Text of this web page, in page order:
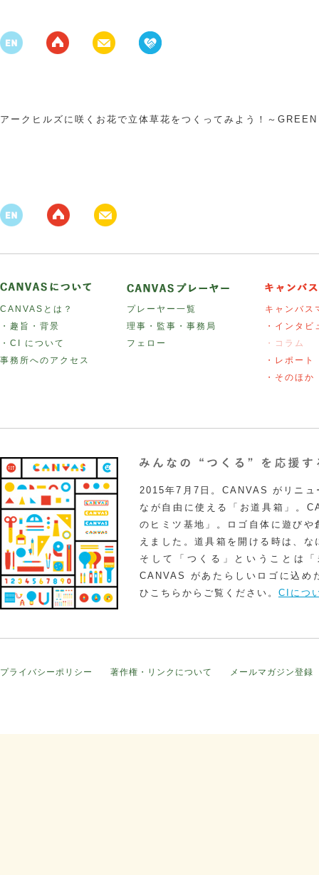
アークヒルズに咲くお花で立体草花をつくってみよう！～
CANVASとは？
・趣旨・背景
・CI について
事務所へのアクセス
プレーヤー一覧
理事・監事・事務局
フェロー
キャンバス
・インタビ
・コラム
・レポート
・そのほか
2015年7月7日。CANVAS がリニュ
なが自由に使える「お道具箱」。
のヒミツ基地」。ロゴ自体に遊び
えました。道具箱を開ける時は、
そして「つくる」ということは
CANVAS があたらしいロゴに込め
ひこちらからご覧ください。 CIにつ
プライバシーポリシー 著作権・リンクについて メールマガジン登録